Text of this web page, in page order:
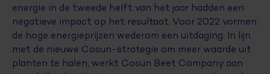
energie in de tweede helft van het jaar hadden een
negatieve impact op het resultaat. Voor 2022 vormen
de hoge energieprijzen wederom een uitdaging. In lijn
met de nieuwe Cosun-strategie om meer waarde uit
planten te halen, werkt Cosun Beet Company aan